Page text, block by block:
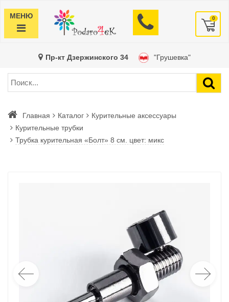
МЕНЮ 0
Пр-кт Дзержинского 34 "Грушевка"
Главная Каталог
Курительные аксессуары
Курительные трубки
Трубка курительная «Болт» 8 см. цвет: микс